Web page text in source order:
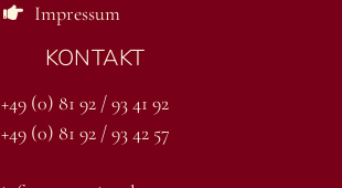
Impressum
KONTAKT
+49 (0) 81 92 / 93 41 92
+49 (0) 81 92 / 93 42 57